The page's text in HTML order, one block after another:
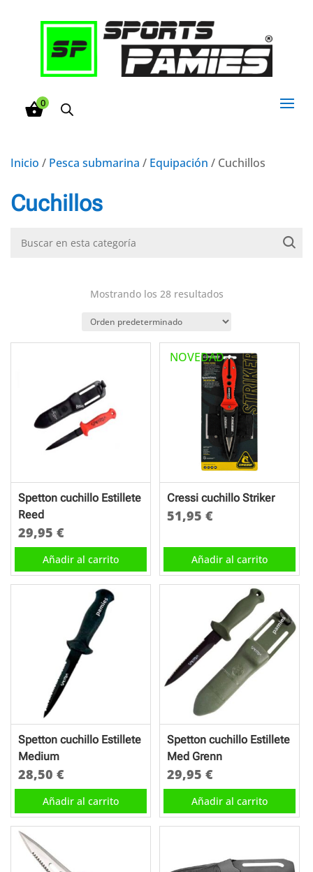
0
Inicio / Pesca submarina / Equipación / Cuchillos
Cuchillos
Mostrando los 28 resultados
Spetton cuchillo Estillete
Reed
29,95 €
Añadir al carrito
NOVEDAD
Cressi cuchillo Striker
51,95€
Añadir al carrito
Spetton cuchillo Estillete
Medium
28,50 €
Añadir al carrito
Spetton cuchillo Estillete
Med Grenn
29,95€
Añadir al carrito